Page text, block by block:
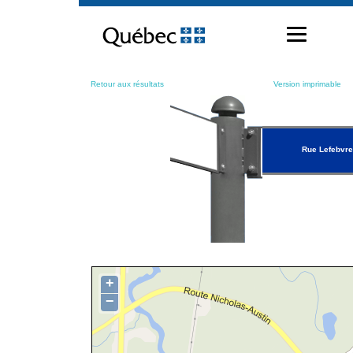
contenu
Retour aux résultats Version imprimable
Rue Lefebvre
+
−